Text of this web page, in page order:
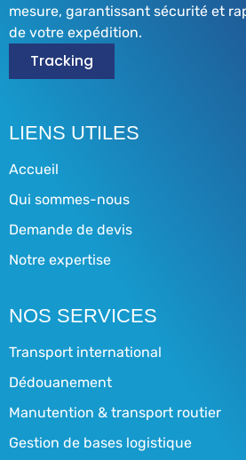
mesure, garantissant sécurité et
de votre expédition.
Tracking
LIENS UTILES
Accueil
Qui sommes-nous
Demande de devis
Notre expertise
NOS SERVICES
Transport international
Dédouanement
Manutention & transport routier
Gestion de bases logistique